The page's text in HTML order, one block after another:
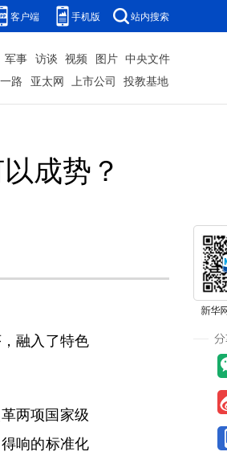
客户端 手机版 站内搜索
军事 访谈 视频 图片 中央文件
路 亚太网 上市公司 投教基地
成势？
融入了特色
两项国家级
响的标准化